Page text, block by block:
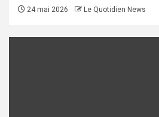
24 mai 2026 Le Quotidien News